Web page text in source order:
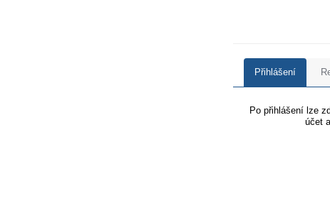
Přihlášení
Po přihlášení lze
účet